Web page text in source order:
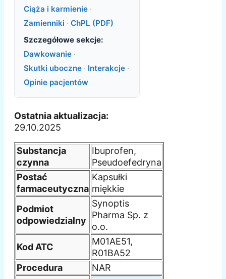
Ciąża i karmienie ·
Zamienniki · ChPL (PDF)
Szczegółowe sekcje:
Dawkowanie ·
Skutki uboczne · Interakcje ·
Opinie pacjentów
Ostatnia aktualizacja:
29.10.2025
Substancja
czynna
Ibuprofen,
Pseudoefedryna
Postać
farmaceutyczna
Kapsułki
miękkie
Podmiot
odpowiedzialny
Synoptis
Pharma Sp. z
o.o.
Kod ATC
M01AE51,
R01BA52
Procedura
NAR